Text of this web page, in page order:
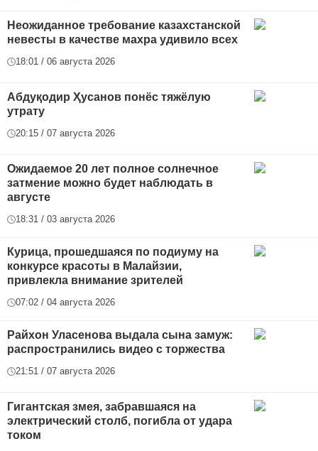
Неожиданное требование казахстанской
невесты в качестве махра удивило всех
18:01 / 06 августа 2026
Абдуқодир Ҳусанов понёс тяжёлую
утрату
20:15 / 07 августа 2026
Ожидаемое 20 лет полное солнечное
затмение можно будет наблюдать в
августе
18:31 / 03 августа 2026
Курица, прошедшаяся по подиуму на
конкурсе красоты в Малайзии,
привлекла внимание зрителей
07:02 / 04 августа 2026
Райхон Уласенова выдала сына замуж:
распространились видео с торжества
21:51 / 07 августа 2026
Гигантская змея, забравшаяся на
электрический столб, погибла от удара
током